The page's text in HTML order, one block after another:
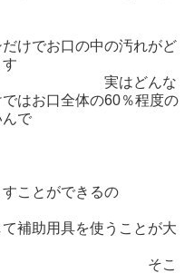
。
けでお口の中の汚れがど
どんな
はお口全体の60％程度の
で
ことができるの
補助用具を使うことが大
そこ